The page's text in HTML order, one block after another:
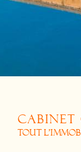
CABINET
TOUT